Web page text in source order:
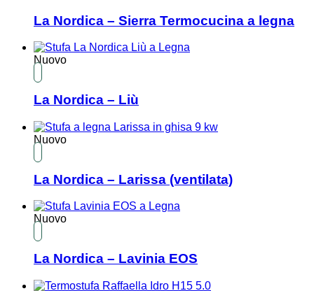
La Nordica – Sierra Termocucina a legna
Nuovo
La Nordica – Liù
Nuovo
La Nordica – Larissa (ventilata)
Nuovo
La Nordica – Lavinia EOS